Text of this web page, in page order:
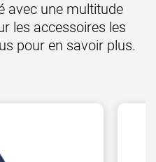
avec une multitude
les accessoires les
pour en savoir plus.